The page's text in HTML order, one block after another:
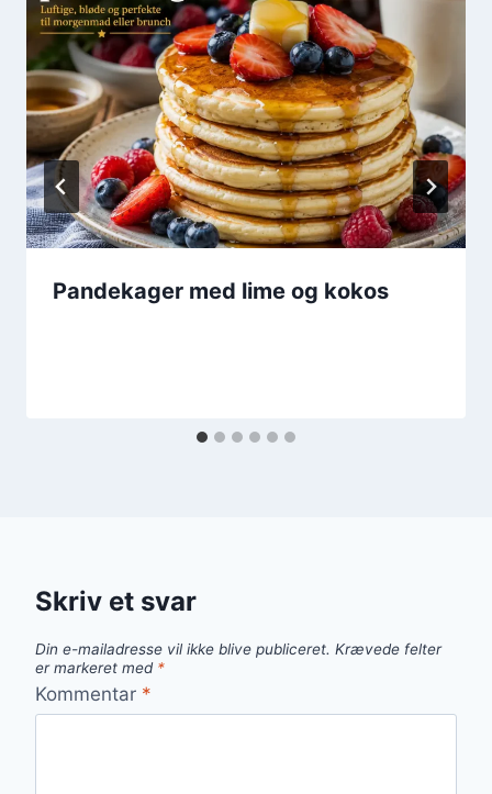
Pandekager med lime og kokos
Skriv et svar
Din e-mailadresse vil ikke blive publiceret. Krævede felter
er markeret med *
Kommentar *